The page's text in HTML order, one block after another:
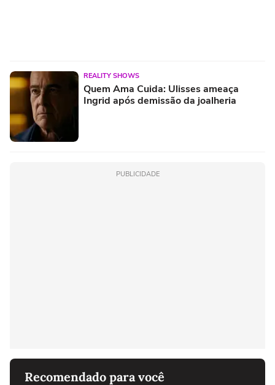
REALITY SHOWS
Quem Ama Cuida: Ulisses ameaça
Ingrid após demissão da joalheria
PUBLICIDADE
Recomendado para você